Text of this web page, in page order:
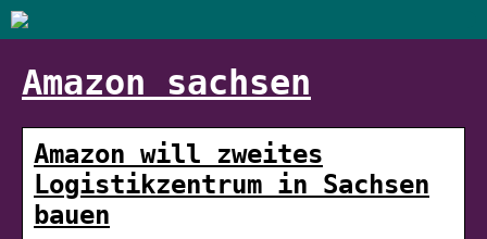
Amazon sachsen
Amazon will zweites
Logistikzentrum in Sachsen
bauen